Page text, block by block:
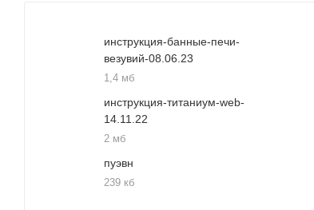
инструкция-банные-печи-
везувий-08.06.23
1,4 мб
инструкция-титаниум-web-
14.11.22
2 мб
пуэвн
239 кб